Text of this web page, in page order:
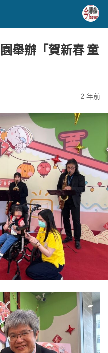
舉辦「賀新春 童
2 年前